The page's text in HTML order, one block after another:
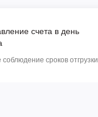
счета в день
соблюдение сроков отгрузки